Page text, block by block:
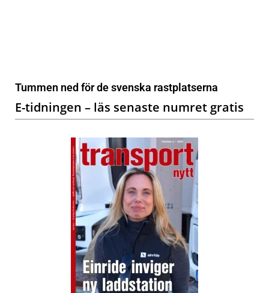
Tummen ned för de svenska rastplatserna
E-tidningen – läs senaste numret gratis